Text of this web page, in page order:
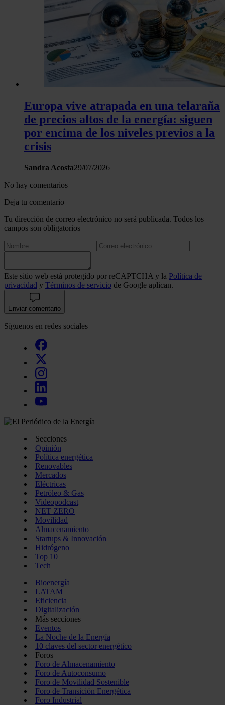
Europa vive atrapada en una telaraña
de precios altos de la energía: siguen
por encima de los niveles previos a la
crisis
Sandra Acosta29/07/2026
No hay comentarios
Deja tu comentario
Tu dirección de correo electrónico no será publicada. Todos los
campos son obligatorios
Este sitio web está protegido por reCAPTCHA y la Política de
privacidad y Términos de servicio de Google aplican.
Enviar comentario
Síguenos en redes sociales
Secciones
Opinión
Política energética
Renovables
Mercados
Eléctricas
Petróleo & Gas
Videopodcast
NET ZERO
Movilidad
Almacenamiento
Startups & Innovación
Hidrógeno
Top 10
Tech
Bioenergía
LATAM
Eficiencia
Digitalización
Más secciones
Eventos
La Noche de la Energía
10 claves del sector energético
Foros
Foro de Almacenamiento
Foro de Autoconsumo
Foro de Movilidad Sostenible
Foro de Transición Energética
Foro Industrial